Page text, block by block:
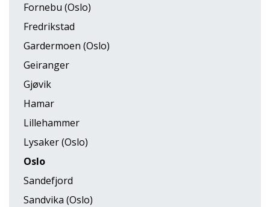
Fornebu (Oslo)
Fredrikstad
Gardermoen (Oslo)
Geiranger
Gjøvik
Hamar
Lillehammer
Lysaker (Oslo)
Oslo
Sandefjord
Sandvika (Oslo)